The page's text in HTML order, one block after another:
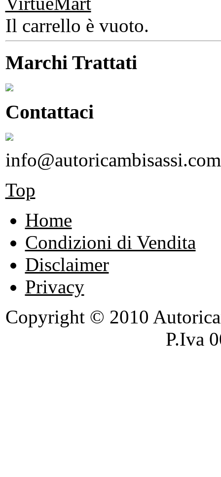
Il carrello è vuoto.
Marchi Trattati
Contattaci
info@autoricambisassi.com
Top
Home
Condizioni di Vendita
Disclaimer
Privacy
Copyright © 2010
P.Iva